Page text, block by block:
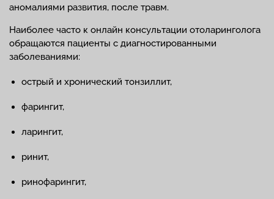
аномалиями развития, после травм.
Наиболее часто к онлайн консультации отоларинголога
обращаются пациенты с диагностированными
заболеваниями:
острый и хронический тонзиллит,
фарингит,
ларингит,
ринит,
ринофарингит,